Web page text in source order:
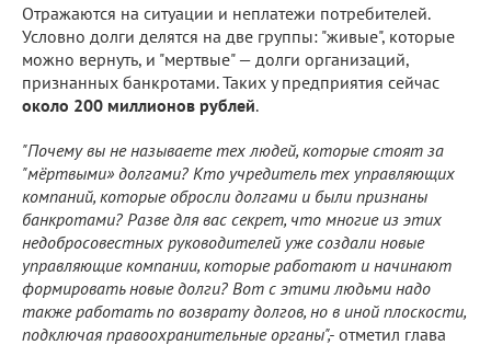
Отражаются на ситуации и неплатежи потребителей.
Условно долги делятся на две группы: "живые", которые
можно вернуть, и "мертвые" — долги организаций,
признанных банкротами. Таких у предприятия сейчас
около 200 миллионов рублей.
"Почему вы не называете тех людей, которые стоят за
"мёртвыми» долгами? Кто учредитель тех управляющих
компаний, которые обросли долгами и были признаны
банкротами? Разве для вас секрет, что многие из этих
недобросовестных руководителей уже создали новые
управляющие компании, которые работают и начинают
формировать новые долги? Вот с этими людьми надо
также работать по возврату долгов, но в иной плоскости,
подключая правоохранительные органы",- отметил глава